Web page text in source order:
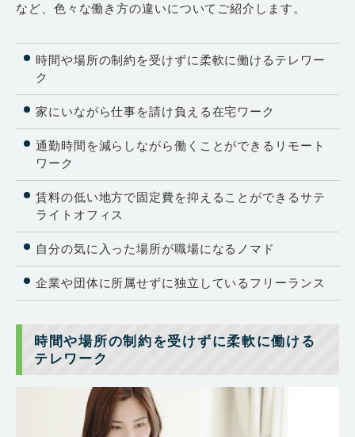
など、色々な働き方の違いについてご紹介します。
時間や場所の制約を受けずに柔軟に働けるテレワー
ク
家にいながら仕事を請け負える在宅ワーク
通勤時間を減らしながら働くことができるリモート
ワーク
賃料の低い地方で固定費を抑えることができるサテ
ライトオフィス
自分の気に入った場所が職場になるノマド
企業や団体に所属せずに独立しているフリーランス
時間や場所の制約を受けずに柔軟に働ける
テレワーク